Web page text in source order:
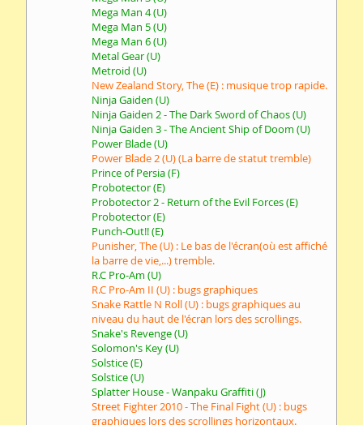
Mega Man 4 (U)
Mega Man 5 (U)
Mega Man 6 (U)
Metal Gear (U)
Metroid (U)
New Zealand Story, The (E) : musique trop rapide.
Ninja Gaiden (U)
Ninja Gaiden 2 - The Dark Sword of Chaos (U)
Ninja Gaiden 3 - The Ancient Ship of Doom (U)
Power Blade (U)
Power Blade 2 (U) (La barre de statut tremble)
Prince of Persia (F)
Probotector (E)
Probotector 2 - Return of the Evil Forces (E)
Probotector (E)
Punch-Out!! (E)
Punisher, The (U) : Le bas de l'écran(où est affiché
la barre de vie,...) tremble.
R.C Pro-Am (U)
R.C Pro-Am II (U) : bugs graphiques
Snake Rattle N Roll (U) : bugs graphiques au
niveau du haut de l'écran lors des scrollings.
Snake's Revenge (U)
Solomon's Key (U)
Solstice (E)
Solstice (U)
Splatter House - Wanpaku Graffiti (J)
Street Fighter 2010 - The Final Fight (U) : bugs
graphiques lors des scrollings horizontaux.